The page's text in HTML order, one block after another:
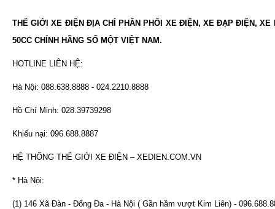
THẾ GIỚI XE ĐIỆN ĐỊA CHỈ PHÂN PHỐI XE ĐIỆN, XE ĐẠP ĐIỆN, XE
50CC CHÍNH HÃNG SỐ MỘT VIỆT NAM.
HOTLINE LIÊN HỆ:
Hà Nội: 088.638.8888 - 024.2210.8888
Hồ Chí Minh: 028.39739298
Khiếu nại: 096.688.8887
HỆ THỐNG THẾ GIỚI XE ĐIỆN – XEDIEN.COM.VN
* Hà Nội:
(1) 146 Xã Đàn - Đống Đa - Hà Nội ( Gần hầm vượt Kim Liên) -